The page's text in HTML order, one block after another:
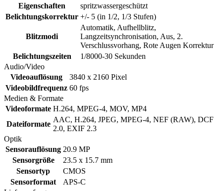
Eigenschaften
spritzwassergeschützt
Belichtungskorrektur +/- 5 (in 1/2, 1/3 Stufen)
Blitzmodi
Automatik, Aufhellblitz,
Langzeitsynchronisation, Aus, 2.
Verschlussvorhang, Rote Augen Korrektur
Belichtungszeiten
1/8000-30 Sekunden
Audio/Video
Videoauflösung
3840 x 2160 Pixel
Videobildfrequenz 60 fps
Medien & Formate
Videoformate H.264, MPEG-4, MOV, MP4
Dateiformate
AAC, H.264, JPEG, MPEG-4, NEF (RAW), DCF
2.0, EXIF 2.3
Optik
Sensorauflösung 20.9 MP
Sensorgröße
23.5 x 15.7 mm
Sensortyp
CMOS
Sensorformat
APS-C